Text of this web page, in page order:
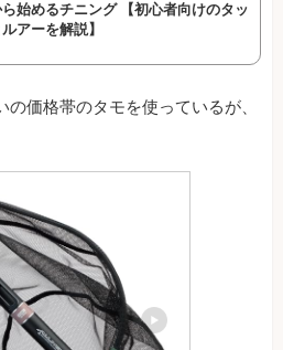
始めるチニング 【初心者向けのタッ
アーを解説】
価格帯のタモを使っているが、